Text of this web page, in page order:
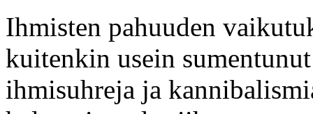
Ihmisten pahuuden
kuitenkin usein
ihmisuhreja ja